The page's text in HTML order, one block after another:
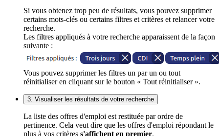
Si vous obtenez trop peu de résultats, vous pouvez supprimer
certains mots-clés ou certains filtres et critères et relancer votre
recherche.
Les filtres appliqués à votre recherche apparaissent de la façon
suivante :
Vous pouvez supprimer les filtres un par un ou tout
réinitialiser en cliquant sur le bouton « Tout réinitialiser ».
3. Visualiser les résultats de votre recherche
La liste des offres d'emploi est restituée par ordre de
pertinence. Cela veut dire que les offres d'emploi répondant le
plus à vos critères s'affichent en premier.